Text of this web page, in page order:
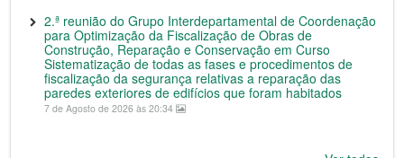
2.ª reunião do Grupo Interdepartamental de Coordenação
para Optimização da Fiscalização de Obras de
Construção, Reparação e Conservação em Curso
Sistematização de todas as fases e procedimentos de
fiscalização da segurança relativas a reparação das
paredes exteriores de edifícios que foram habitados
7 de Agosto de 2026 às 20:34